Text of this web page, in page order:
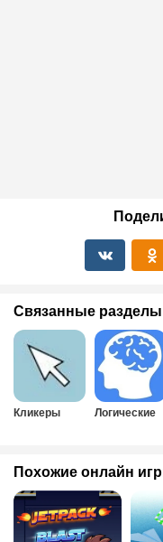
Связанные
Кликеры Логические
Похожие онлайн